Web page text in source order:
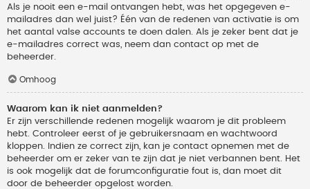
Als je nooit een e-mail ontvangen hebt, was het opgegeven e-
mailadres dan wel juist? Één van de redenen van activatie is om
het aantal valse accounts te doen dalen. Als je zeker bent dat je
e-mailadres correct was, neem dan contact op met de
beheerder.
Omhoog
Waarom kan ik niet aanmelden?
Er zijn verschillende redenen mogelijk waarom je dit probleem
hebt. Controleer eerst of je gebruikersnaam en wachtwoord
kloppen. Indien ze correct zijn, kan je contact opnemen met de
beheerder om er zeker van te zijn dat je niet verbannen bent. Het
is ook mogelijk dat de forumconfiguratie fout is, dan moet dit
door de beheerder opgelost worden.